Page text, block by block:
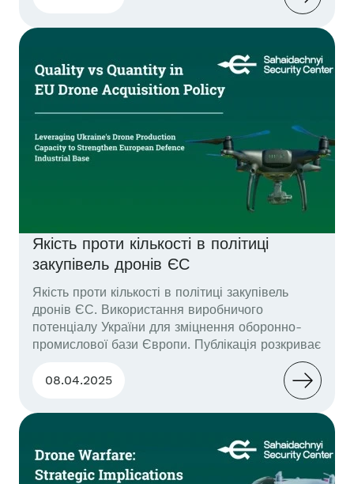
Європейську систему, яка була створена в
епоху обмежених за кількістю і співмірних за
переосмислити. Далі – мовою оригіналу
(англ.мова). Problem Statement The legacy...
Якість проти кількості в політиці
закупівель дронів ЄС
Якість проти кількості в політиці закупівель
дронів ЄС. Використання виробничого
потенціалу України для зміцнення оборонно-
промислової бази Європи. Публікація розкриває
бойових безпілотників в ЄС. Успішний досвід
децентралізованого масштабування в Україні у
комбінації з європейськими ресурсами можуть
безпілотних систем на європейських теренах.
Далі – мовою оригіналу (англ.мова). Problem
08.04.2025